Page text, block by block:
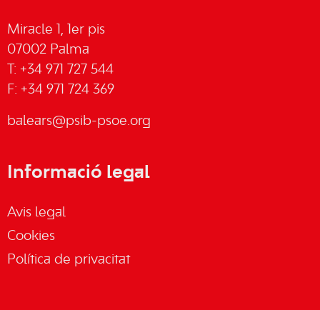
Miracle 1, 1er pis
07002 Palma
T: +34 971 727 544
F: +34 971 724 369
balears@psib-psoe.org
Informació legal
Avis legal
Cookies
Política de privacitat